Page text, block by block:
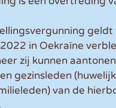
in Oekraïne
zij kunnen
gezinsleden
van de